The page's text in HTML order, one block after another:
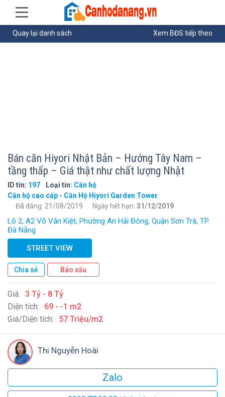
Quay lại danh sách Xem BĐS tiếp theo
Bán căn Hiyori Nhật Bản – Hướng Tây Nam –
tầng thấp – Giá thật như chất lượng Nhật
ID tin: 197 Loại tin: Căn hộ
Căn hộ cao cấp - Căn Hộ Hiyori Garden Tower
Đã đăng: 21/08/2019
Ngày hết hạn: 31/12/2019
Lô 2, A2 Võ Văn Kiệt, Phường An Hải Đông, Quận Sơn Trà, TP.
Đà Nẵng
STREET VIEW
Chia sẻ Báo xấu
Giá: 3 Tỷ - 8 Tỷ
Diện tích:
69 - -1 m2
Giá/Diện tích:
57 Triệu/m2
Thi Nguyễn Hoài
Zalo